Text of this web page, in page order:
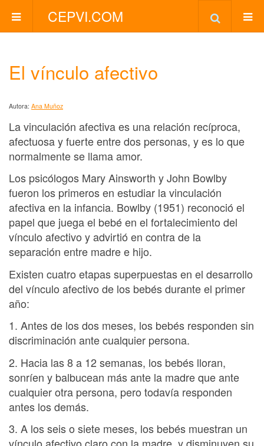
CEPVI.COM
El vínculo afectivo
Autora: Ana Muñoz
La vinculación afectiva es una relación recíproca,
afectuosa y fuerte entre dos personas, y es lo que
normalmente se llama amor.
Los psicólogos Mary Ainsworth y John Bowlby
fueron los primeros en estudiar la vinculación
afectiva en la infancia. Bowlby (1951) reconoció el
papel que juega el bebé en el fortalecimiento del
vínculo afectivo y advirtió en contra de la
separación entre madre e hijo.
Existen cuatro etapas superpuestas en el desarrollo
del vínculo afectivo de los bebés durante el primer
año:
1. Antes de los dos meses, los bebés responden sin
discriminación ante cualquier persona.
2. Hacia las 8 a 12 semanas, los bebés lloran,
sonríen y balbucean más ante la madre que ante
cualquier otra persona, pero todavía responden
antes los demás.
3. A los seis o siete meses, los bebés muestran un